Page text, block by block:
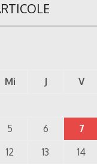
Mi J V
5 6 7
12 13 14